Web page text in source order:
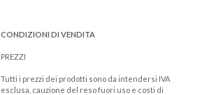
CONDIZIONI DI VENDITA
PREZZI
Tutti i prezzi dei prodotti sono da intendersi IVA
esclusa, cauzione del reso fuori uso e costi di